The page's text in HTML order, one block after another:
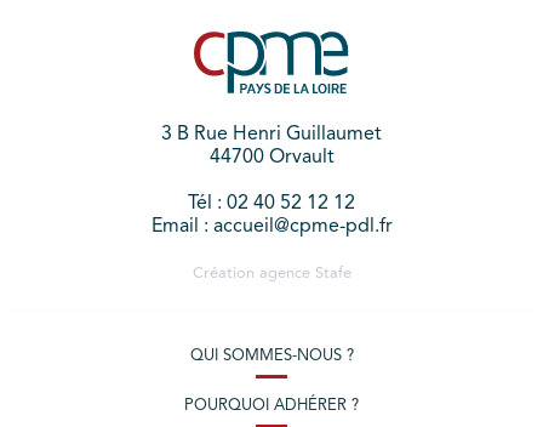
3 B Rue Henri Guillaumet
44700 Orvault
Tél : 02 40 52 12 12
Email : accueil@cpme-pdl.fr
Création agence Stafe
QUI SOMMES-NOUS ?
POURQUOI ADHÉRER ?